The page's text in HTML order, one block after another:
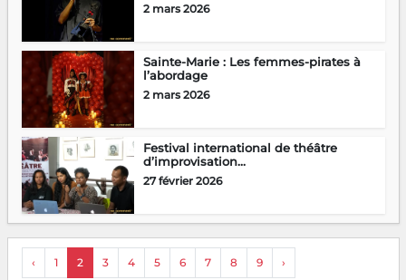
2 mars 2026
Sainte-Marie : Les femmes-pirates à
l’abordage
2 mars 2026
Festival international de théâtre
d’improvisation...
27 février 2026
‹ 1 2 3 4 5 6 7 8 9 ›